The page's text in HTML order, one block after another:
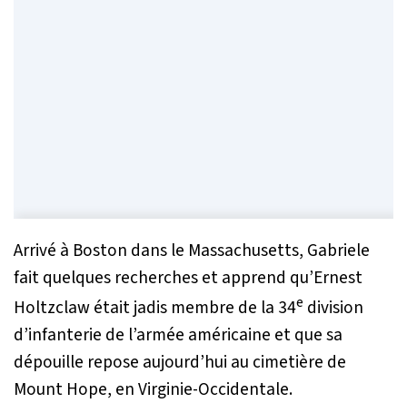
Arrivé à Boston dans le Massachusetts, Gabriele
fait quelques recherches et apprend qu’Ernest
Holtzclaw était jadis membre de la 34e division
d’infanterie de l’armée américaine et que sa
dépouille repose aujourd’hui au cimetière de
Mount Hope, en Virginie-Occidentale.